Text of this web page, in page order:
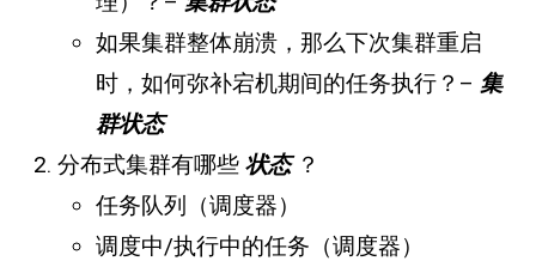
如果集群整体崩溃，那么下次集群重启
时，如何弥补宕机期间的任务执行？– 集
群状态
分布式集群有哪些 状态？
任务队列（调度器）
调度中/执行中的任务（调度器）